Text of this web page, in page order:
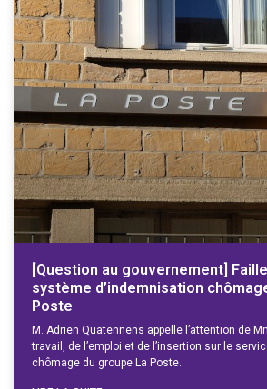
[Question au gouvernement]
système d’indemnisation
Poste
M. Adrien Quatennens appelle l’attention de
travail, de l’emploi et de l’insertion sur le
chômage du groupe La Poste.